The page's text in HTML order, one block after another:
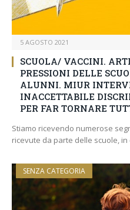
5 AGOSTO 2021
SCUOLA/ VACCINI.
PRESSIONI DELLE
ALUNNI. MIUR
INACCETTABILE
PER FAR TORNARE
Stiamo ricevendo numerose
ricevute da parte delle scuole,
SENZA CATEGORIA